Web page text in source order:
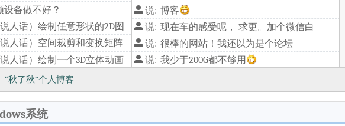
设备做不好？
人话）绘制任意形状的2D图
说人话）空间裁剪和变换矩阵
说人话）绘制一个3D立体动画
人话）批量绘制几何图形
说: 博客
说: 现在车的感受呢， 求更。加个微信白
说: 很棒的网站！我还以为是个论坛
说: 我少于200G都不够用
“秋了秋”个人博客
系统